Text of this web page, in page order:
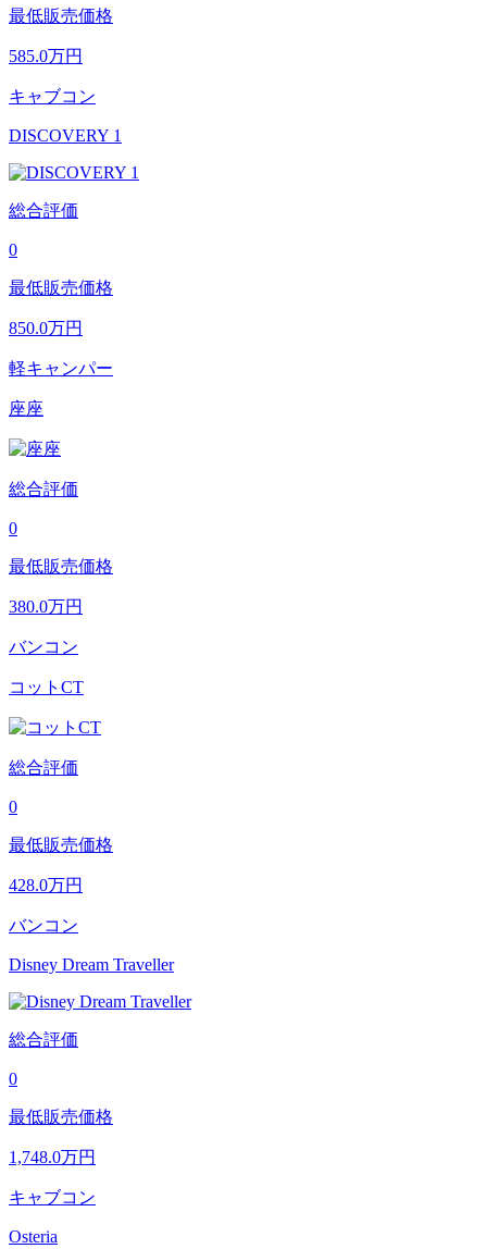
最低販売価格
585.0万円
キャブコン
DISCOVERY 1
総合評価
0
最低販売価格
850.0万円
軽キャンパー
座座
総合評価
0
最低販売価格
380.0万円
バンコン
コットCT
総合評価
0
最低販売価格
428.0万円
バンコン
Disney Dream Traveller
総合評価
0
最低販売価格
1,748.0万円
キャブコン
Osteria